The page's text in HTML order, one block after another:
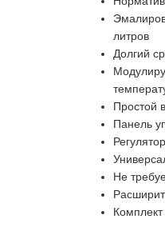
литров
Долгий
Простой
Панель
Не